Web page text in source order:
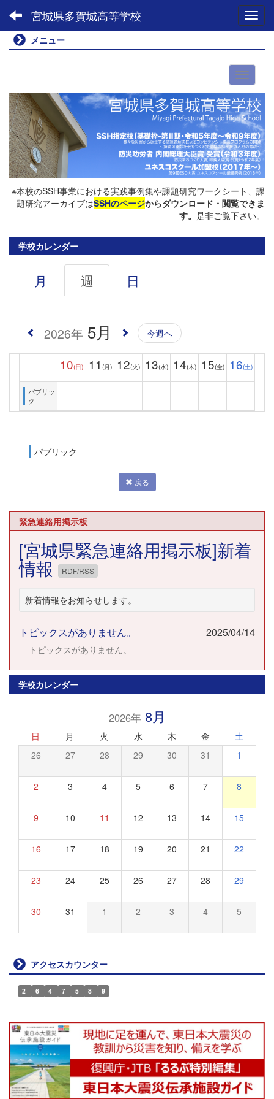
宮城県多賀城高等学校
メニュー
※本校のSSH事業における実践事例集や課題研究ワークシート、課
題研究アーカイブはSSHのページからダウンロード・閲覧できま
す。 是非ご覧下さい。
学校カレンダー
月 週 日
2026年 5月 今週へ
10(日) 11 (月) 12(火) 13(水) 14(木) 15(金) 16(土)
パブリッ
ク
パブリック
戻る
緊急連絡用掲示板
[宮城県緊急連絡用掲示板]新着
情報 RDF/RSS
新着情報をお知らせします。
トピックスがありません。 2025/04/14
トピックスがありません。
学校カレンダー
2026年8月
日 月 火 水 木 金 土
26 27 28 29 30 31 1
2 3 4 5 6 7 8
9 10 11 12 13 14 15
16 17 18 19 20 21 22
23 24 25 26 27 28 29
30 31 1 2 3 4 5
アクセスカウンター
2 6 4 7 5 8 9